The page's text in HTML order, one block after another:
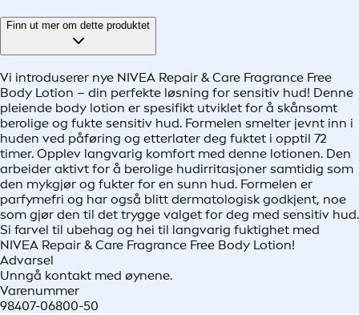
Finn ut mer om dette produktet
Vi introduserer nye NIVEA Repair & Care Fragrance Free
Body Lotion – din perfekte løsning for sensitiv hud! Denne
pleiende body lotion er spesifikt utviklet for å skånsomt
berolige og fukte sensitiv hud. Formelen smelter jevnt inn i
huden ved påføring og etterlater deg fuktet i opptil 72
timer. Opplev langvarig komfort med denne lotionen. Den
arbeider aktivt for å berolige hudirritasjoner samtidig som
den mykgjør og fukter for en sunn hud. Formelen er
parfymefri og har også blitt dermatologisk godkjent, noe
som gjør den til det trygge valget for deg med sensitiv hud.
Si farvel til ubehag og hei til langvarig fuktighet med
NIVEA Repair & Care Fragrance Free Body Lotion!
Advarsel
Unngå kontakt med øynene.
Varenummer
98407-06800-50